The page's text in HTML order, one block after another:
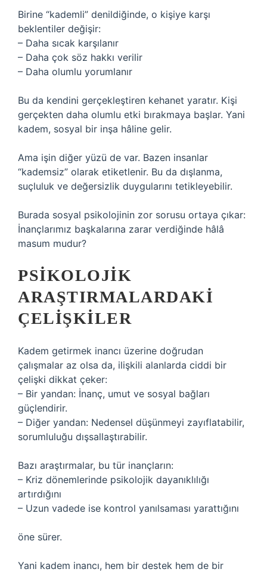
Birine “kademli” denildiğinde, o kişiye karşı
beklentiler değişir:
– Daha sıcak karşılanır
– Daha çok söz hakkı verilir
– Daha olumlu yorumlanır
Bu da kendini gerçekleştiren kehanet yaratır. Kişi
gerçekten daha olumlu etki bırakmaya başlar. Yani
kadem, sosyal bir inşa hâline gelir.
Ama işin diğer yüzü de var. Bazen insanlar
“kademsiz” olarak etiketlenir. Bu da dışlanma,
suçluluk ve değersizlik duygularını tetikleyebilir.
Burada sosyal psikolojinin zor sorusu ortaya çıkar:
İnançlarımız başkalarına zarar verdiğinde hâlâ
masum mudur?
PSIKOLOJIK
ARAŞTIRMALARDAKI
ÇELIŞKILER
Kadem getirmek inancı üzerine doğrudan
çalışmalar az olsa da, ilişkili alanlarda ciddi bir
çelişki dikkat çeker:
– Bir yandan: İnanç, umut ve sosyal bağları
güçlendirir.
– Diğer yandan: Nedensel düşünmeyi zayıflatabilir,
sorumluluğu dışsallaştırabilir.
Bazı araştırmalar, bu tür inançların:
– Kriz dönemlerinde psikolojik dayanıklılığı
artırdığını
– Uzun vadede ise kontrol yanılsaması yarattığını
öne sürer.
Yani kadem inancı, hem bir destek hem de bir